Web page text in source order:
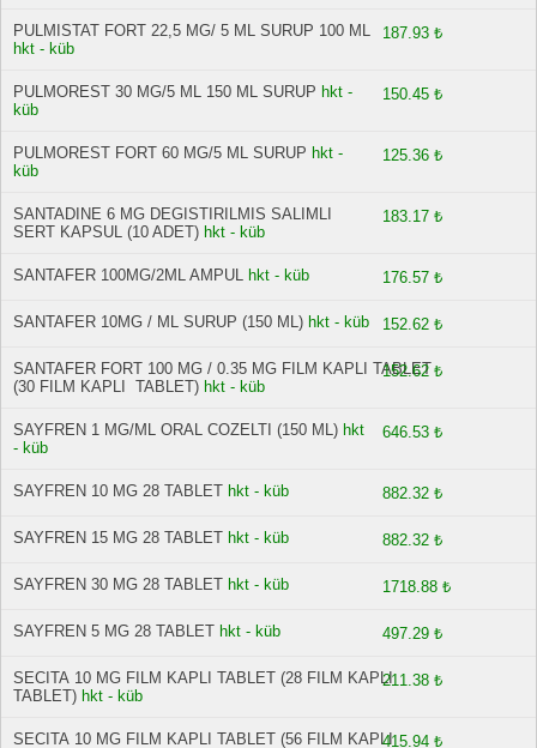
PULMISTAT FORT 22,5 MG/ 5 ML SURUP 100 ML
hkt - küb
187.93 ₺
PULMOREST 30 MG/5 ML 150 ML SURUP hkt -
küb
150.45 ₺
PULMOREST FORT 60 MG/5 ML SURUP hkt -
küb
125.36 ₺
SANTADINE 6 MG DEGISTIRILMIS SALIMLI
SERT KAPSUL (10 ADET) hkt - küb
183.17 ₺
SANTAFER 100MG/2ML AMPUL hkt - küb 176.57 ₺
SANTAFER 10MG / ML SURUP (150 ML) hkt - küb 152.62 ₺
SANTAFER FORT 100 MG / 0.35 MG FILM KAPLI TABLET
(30 FILM KAPLI TABLET) hkt - küb
152.62 ₺
SAYFREN 1 MG/ML ORAL COZELTI (150 ML) hkt
- küb
646.53 ₺
SAYFREN 10 MG 28 TABLET hkt - küb 882.32 ₺
SAYFREN 15 MG 28 TABLET hkt - küb 882.32 ₺
SAYFREN 30 MG 28 TABLET hkt - küb 1718.88 ₺
SAYFREN 5 MG 28 TABLET hkt - küb 497.29 ₺
SECITA 10 MG FILM KAPLI TABLET (28 FILM KAPLI
TABLET) hkt - küb
211.38 ₺
SECITA 10 MG FILM KAPLI TABLET (56 FILM KAPLI415.94 ₺